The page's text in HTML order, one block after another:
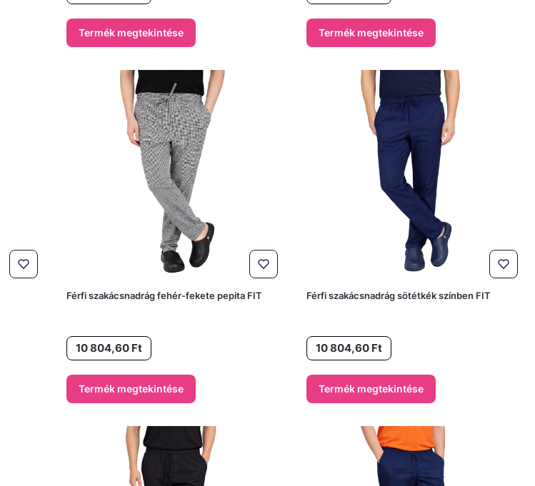
Termék megtekintése Termék megtekintése
Férfi szakácsnadrág fehér-fekete pepita FIT
Ár10 804,60 Ft
Termék megtekintése
Férfi szakácsnadrág sötétkék színben FIT
Ár10 804,60 Ft
Termék megtekintése